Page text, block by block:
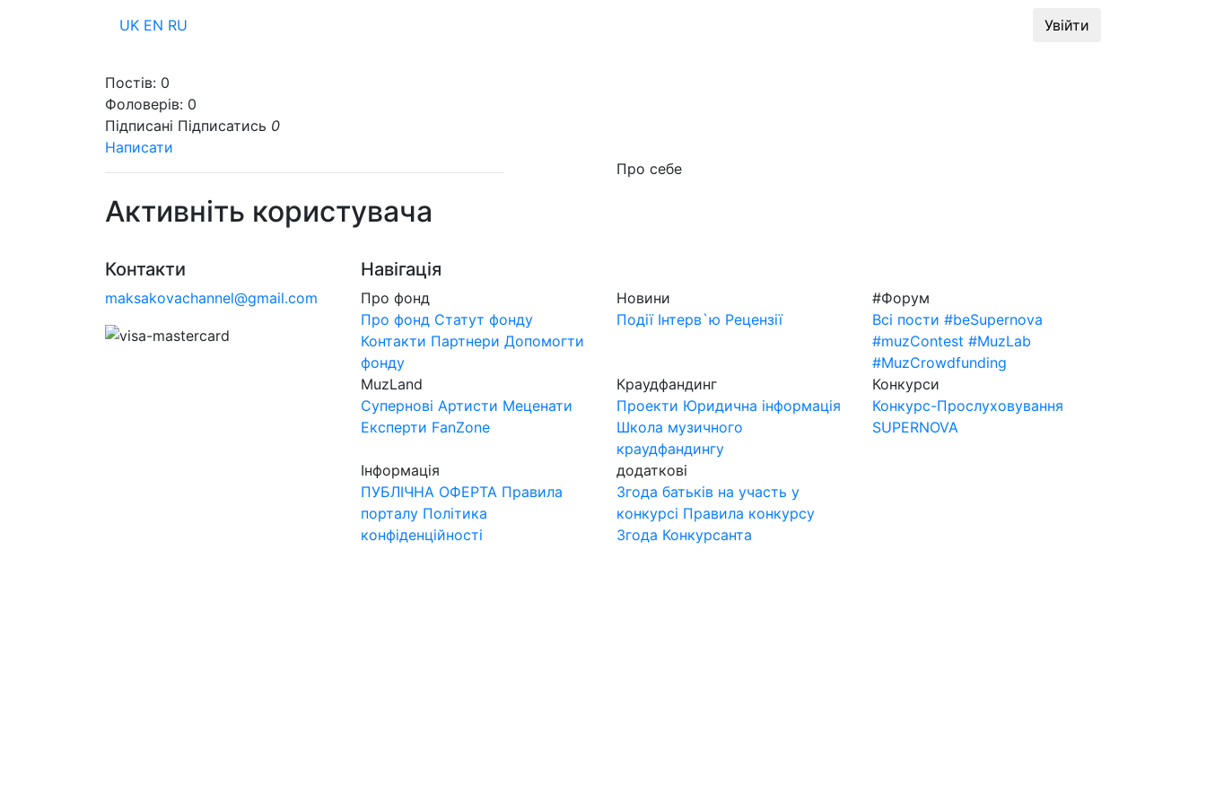
UK EN RU Увійти
Постів: 0
Фоловерів: 0
Підписані Підписатись 0
Написати
Про себе
Активніть користувача
Контакти
maksakovachannel@gmail.com
Навігація
Про фонд
Про фонд Статут фонду
Контакти Партнери Допомогти
фонду
Новини
Події Інтерв`ю Рецензії
#Форум
Всі пости #beSupernova
#muzContest #MuzLab
#MuzCrowdfunding
MuzLand
Супернові Артисти Меценати
Експерти FanZone
Краудфандинг
Проекти Юридична інформація
Школа музичного
краудфандингу
Конкурси
Конкурс-Прослуховування
SUPERNOVA
Інформація
ПУБЛІЧНА ОФЕРТА Правила
порталу Політика
конфіденційності
додаткові
Згода батьків на участь у
конкурсі Правила конкурсу
Згода Конкурсанта